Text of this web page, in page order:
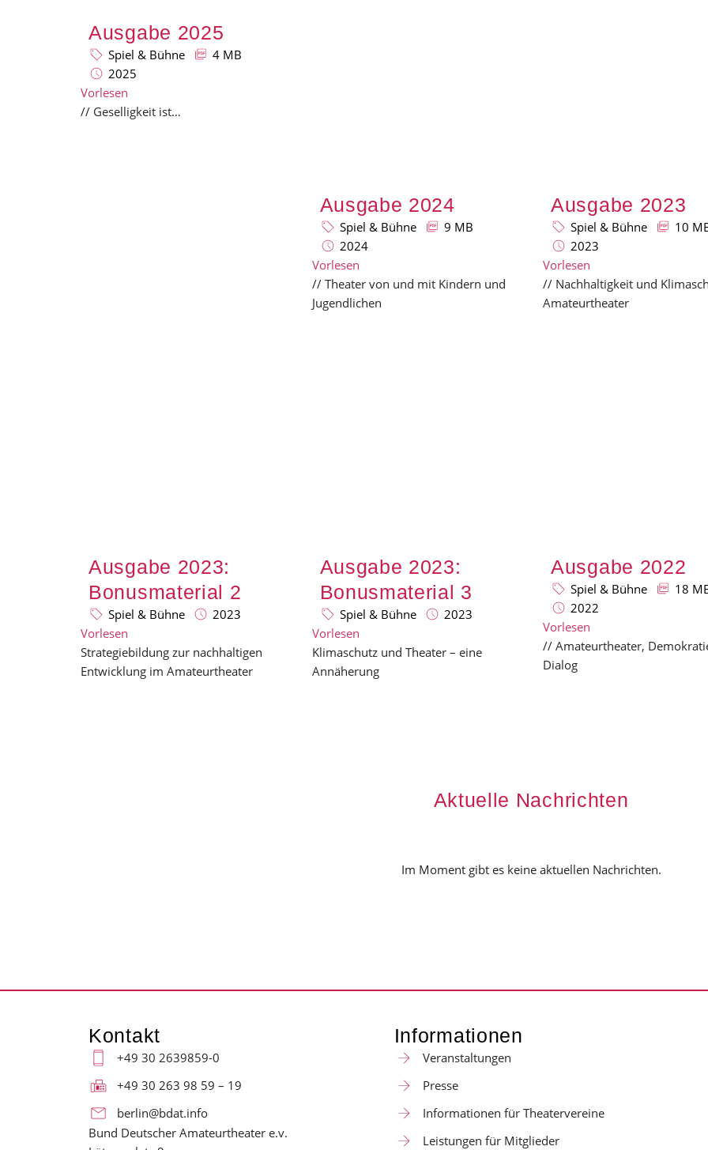
Ausgabe 2025
Spiel & Bühne
4 MB
2025
Vorlesen
// Geselligkeit ist…
Ausgabe 2024
Spiel & Bühne
9 MB
2024
Vorlesen
// Theater von und mit Kindern und
Jugendlichen
Ausgabe 2023
Spiel & Bühne
10
2023
Vorlesen
// Nachhaltigkeit und
Amateurtheater
Ausgabe 2023:
Bonusmaterial 2
Spiel & Bühne
2023
Vorlesen
Strategiebildung zur nachhaltigen
Entwicklung im Amateurtheater
Ausgabe 2023:
Bonusmaterial 3
Spiel & Bühne
2023
Vorlesen
Klimaschutz und Theater – eine
Annäherung
Ausgabe 2022
Spiel & Bühne
18
2022
Vorlesen
// Amateurtheater,
Dialog
Aktuelle Nachrichten
Im Moment gibt es keine aktuellen Nachrichten.
Kontakt
+49 30 2639859-0
+49 30 263 98 59 – 19
berlin@bdat.info
Bund Deutscher Amateurtheater e.v.
Informationen
Veranstaltungen
Presse
Informationen für Theatervereine
Leistungen für Mitglieder